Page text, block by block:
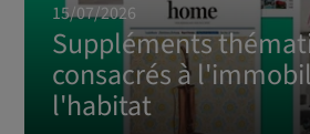
15/07/2026
Suppléments
consacrés à
l'habitat